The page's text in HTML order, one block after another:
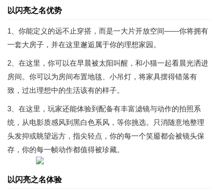
以闪亮之名优势
1、你能定义的远不止穿搭，而是一大片开放空间——你将拥有
一套大房子，并在这里邂逅属于你的理想家园。
2、在这里，你可以在早晨被太阳叫醒，和小猫一起看晨光洒进
房间。你可以为房间布置地毯、小吊灯，将家具摆得错落有
致，过出理想中的生活该有的样子。
3、在这里，玩家还能体验到配备有丰富滤镜与动作的拍照系
统，从电影质感风到黑白色系风，等你挑选。只消随意地整理
头发抑或眺望远方，指尖轻点，你的每一个笑靥都会被镜头保
存，你的每一帧动作都值得被珍藏。
以闪亮之名体验